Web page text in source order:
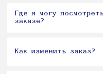
Где я могу
заказе?
Как изменить заказ?